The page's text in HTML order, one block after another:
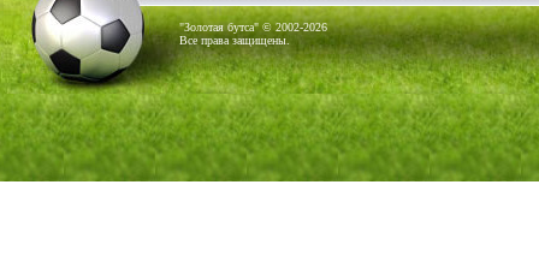
"Золотая бутса" © 2002-2026
Все права защищены.